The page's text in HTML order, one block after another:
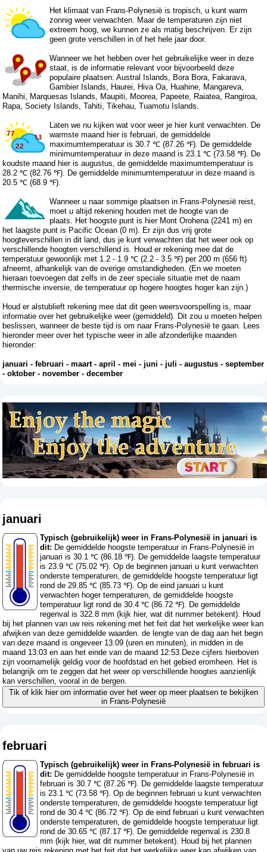
Het klimaat van Frans-Polynesië is tropisch, u kunt warm
zonnig weer verwachten. Maar de temperaturen zijn niet
extreem hoog, we kunnen ze als matig beschrijven. Er zijn
geen grote verschillen in of het hele jaar door.
Wanneer we het hebben over het gebruikelijke weer in deze
staat, is de informatie relevant voor bijvoorbeeld deze
populaire plaatsen: Austral Islands, Bora Bora, Fakarava,
Gambier Islands, Haurei, Hiva Oa, Huahine, Mangareva,
Manihi, Marquesas Islands, Maupiti, Moorea, Papeete, Raiatea, Rangiroa,
Rapa, Society Islands, Tahiti, Tikehau, Tuamotu Islands.
Laten we nu kijken wat voor weer je hier kunt verwachten. De
warmste maand hier is februari, de gemiddelde
maximumtemperatuur is 30.7 ℃ (87.26 ℉). De gemiddelde
minimumtemperatuur in deze maand is 23.1 ℃ (73.58 ℉). De
koudste maand hier is augustus, de gemiddelde maximumtemperatuur is
28.2 ℃ (82.76 ℉). De gemiddelde minimumtemperatuur in deze maand is
20.5 ℃ (68.9 ℉).
Wanneer u naar sommige plaatsen in Frans-Polynesië reist,
moet u altijd rekening houden met de hoogte van de
plaats. Het hoogste punt is hier Mont Orohena (2241 m) en
het laagste punt is Pacific Ocean (0 m). Er zijn dus vrij grote
hoogteverschillen in dit land, dus je kunt verwachten dat het weer ook op
verschillende hoogten verschillend is. Houd er rekening mee dat de
temperatuur gewoonlijk met 1.2 - 1.9 ℃ (2.2 - 3.5 ℉) per 200 m (656 ft)
afneemt, afhankelijk van de overige omstandigheden. (En we moeten
hieraan toevoegen dat zelfs in de zeer speciale situatie met de naam
thermische inversie, de temperatuur op hogere hoogtes hoger kan zijn.)
Houd er alstublieft rekening mee dat dit geen weersvoorspelling is, maar
informatie over het gebruikelijke weer (gemiddeld). Dit zou u moeten helpen
beslissen, wanneer de beste tijd is om naar Frans-Polynesië te gaan. Lees
hieronder meer over het typische weer in alle afzonderlijke maanden
hieronder:
januari -februari -maart-april -mei - juni - juli -augustus -september
-oktober -november -december
januari
Typisch (gebruikelijk) weer in Frans-Polynesië in januari is
dit: De gemiddelde hoogste temperatuur in Frans-Polynesië in
januari is 30.1 ℃ (86.18 ℉). De gemiddelde laagste temperatuur
is 23.9 ℃ (75.02 ℉). Op de beginnen januari u kunt verwachten
onderste temperaturen, de gemiddelde hoogste temperatuur ligt
rond de 29.85 ℃ (85.73 ℉). Op de eind januari u kunt
verwachten hoger temperaturen, de gemiddelde hoogste
temperatuur ligt rond de 30.4 ℃ (86.72 ℉). De gemiddelde
regenval is 322.8 mm (kijk hier, wat dit nummer betekent). Houd
bij het plannen van uw reis rekening met het feit dat het werkelijke weer kan
afwijken van deze gemiddelde waarden. de lengte van de dag aan het begin
van deze maand is ongeveer 13:09 (uren en minuten), in midden in de
maand 13:03 en aan het einde van de maand 12:53.Deze cijfers hierboven
zijn voornamelijk geldig voor de hoofdstad en het gebied eromheen. Het is
belangrijk om te zeggen dat het weer op verschillende hoogtes aanzienlijk
kan verschillen, vooral in de bergen.
Tik of klik hier om informatie over het weer op meer plaatsen te bekijken
in Frans-Polynesië
februari
Typisch (gebruikelijk) weer in Frans-Polynesië in februari is
dit: De gemiddelde hoogste temperatuur in Frans-Polynesië in
februari is 30.7 ℃ (87.26 ℉). De gemiddelde laagste temperatuur
is 23.1 ℃ (73.58 ℉). Op de beginnen februari u kunt verwachten
onderste temperaturen, de gemiddelde hoogste temperatuur ligt
rond de 30.4 ℃ (86.72 ℉). Op de eind februari u kunt verwachten
onderste temperaturen, de gemiddelde hoogste temperatuur ligt
rond de 30.65 ℃ (87.17 ℉). De gemiddelde regenval is 230.8
mm (kijk hier, wat dit nummer betekent). Houd bij het plannen